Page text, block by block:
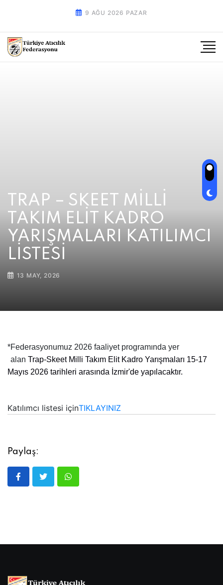
9 AĞU 2026 PAZAR
TRAP – SKEET MİLLİ
TAKIM ELİT KADRO
YARIŞMALARI KATILIMCI
LİSTESİ
13 MAY, 2026
*Federasyonumuz 2026 faaliyet programında yer
alan Trap-Skeet Milli Takım Elit Kadro Yarışmaları 15-17
Mayıs 2026 tarihleri arasında İzmir'de yapılacaktır.
Katılımcı listesi içinTIKLAYINIZ
Paylaş: